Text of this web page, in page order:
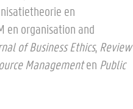
en
en organisation and
of Business Ethics, Review
Managementen Public